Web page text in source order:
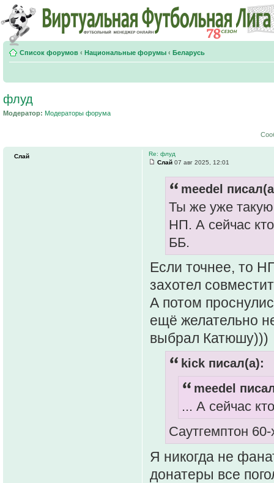
Список форумов ‹ Национальные форумы ‹ Беларусь
флуд
Модератор: Модераторы форума
Re: флуд
Слай 07 авг 2025, 12:01
meedel
Ты же уже
НП. А сейчас
ББ.
Если точнее, то
захотел
А потом
ещё желательно
выбрал Катюшу)))
kick писал(а):
meedel
... А сейчас
Саутгемптон
Я никогда не
донатеры все
Слай